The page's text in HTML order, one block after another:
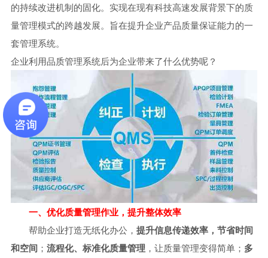
的持续改进机制的固化。实现在现有科技高速发展背景下的质
量管理模式的跨越发展。旨在提升企业产品质量保证能力的一
套管理系统。
企业利用品质管理系统后为企业带来了什么优势呢？
一、优化质量管理作业，提升整体效率
帮助企业打造无纸化办公， 提升信息传递效率，节省时间
和空间； 流程化、标准化质量管理 ，让质量管理变得简单； 多